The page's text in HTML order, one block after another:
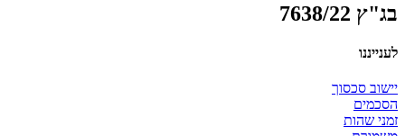
בג"ץ 7638/22
לענייננו
יישוב סכסוך
הסכמים
זמני שהות